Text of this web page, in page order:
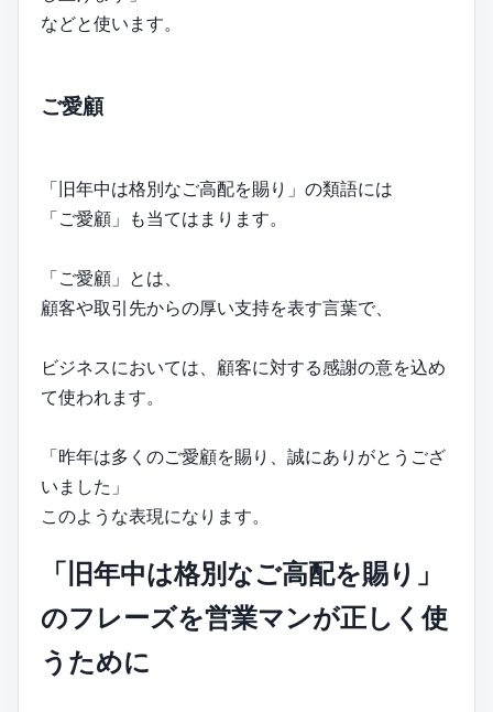
などと使います。
ご愛顧
「旧年中は格別なご高配を賜り」の類語には
「ご愛顧」も当てはまります。
「ご愛顧」とは、
顧客や取引先からの厚い支持を表す言葉で、
ビジネスにおいては、顧客に対する感謝の意を込め
て使われます。
「昨年は多くのご愛顧を賜り、誠にありがとうござ
いました」
このような表現になります。
「旧年中は格別なご高配を賜り」
のフレーズを営業マンが正しく使
うために